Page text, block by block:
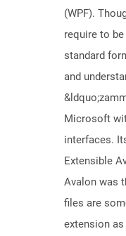
(WPF).
require to
standard
and
Microsoft
interfaces.
Extensible
Avalon was
files are
extension